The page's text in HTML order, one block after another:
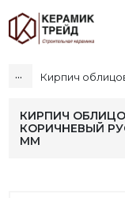
... Кирпич
КИРПИЧ
КОРИЧНЕВЫЙ
ММ